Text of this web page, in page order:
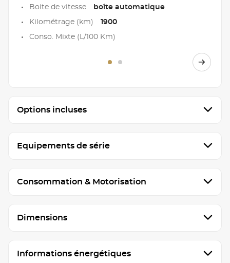
Boite de vitesse boîte automatique
Kilométrage (km) 1900
Conso. Mixte (L/100 Km)
Options incluses
Equipements de série
Consommation & Motorisation
Dimensions
Informations énergétiques